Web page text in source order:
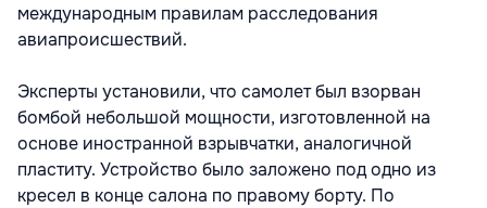
международным правилам расследования
авиапроисшествий.
Эксперты установили, что самолет был взорван
бомбой небольшой мощности, изготовленной на
основе иностранной взрывчатки, аналогичной
пластиту. Устройство было заложено под одно из
кресел в конце салона по правому борту. По